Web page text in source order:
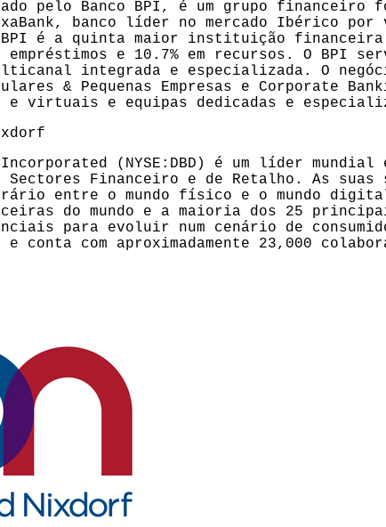
pelo Banco BPI, é um grupo financeiro
banco líder no mercado Ibérico
é a quinta maior instituição
empréstimos e 10.7% em recursos. O
integrada e especializada. O
& Pequenas Empresas e Corporate
virtuais e equipas dedicadas e
(NYSE:DBD) é um líder mundial
Financeiro e de Retalho. As
entre o mundo físico e o mundo
do mundo e a maioria dos 25
para evoluir num cenário de
conta com aproximadamente 23,000